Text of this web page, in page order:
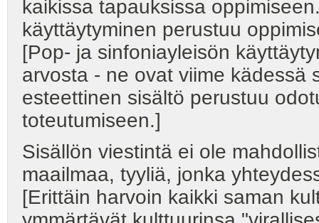
kaikissa tapauksissa
käyttäytyminen perustuu
[Pop- ja sinfoniayleisön
arvosta - ne ovat viime kädessä
esteettinen sisältö perustuu
toteutumiseen.]
Sisällön viestintä ei ole
maailmaa, tyyliä, jonka
[Erittäin harvoin kaikki saman